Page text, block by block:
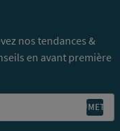
nos tendances &
en avant première